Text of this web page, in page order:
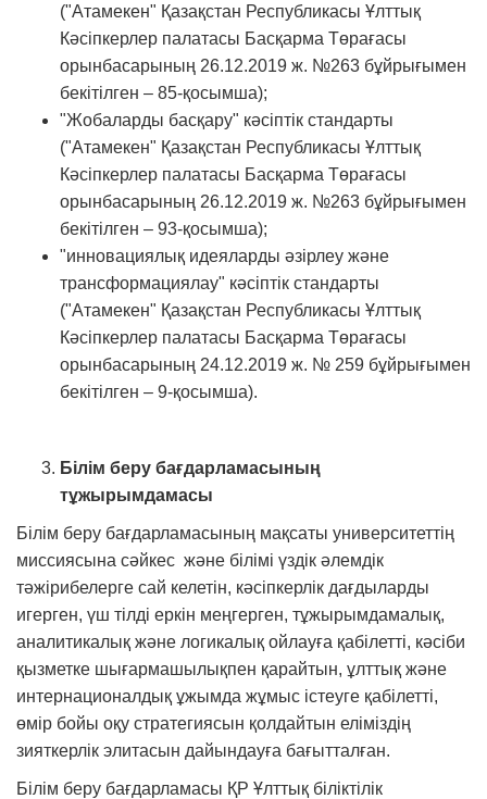
("Атамекен" Қазақстан Республикасы Ұлттық
Кәсіпкерлер палатасы Басқарма Төрағасы
орынбасарының 26.12.2019 ж. №263 бұйрығымен
бекітілген – 85-қосымша);
"Жобаларды басқару" кәсіптік стандарты
("Атамекен" Қазақстан Республикасы Ұлттық
Кәсіпкерлер палатасы Басқарма Төрағасы
орынбасарының 26.12.2019 ж. №263 бұйрығымен
бекітілген – 93-қосымша);
"инновациялық идеяларды әзірлеу және
трансформациялау" кәсіптік стандарты
("Атамекен" Қазақстан Республикасы Ұлттық
Кәсіпкерлер палатасы Басқарма Төрағасы
орынбасарының 24.12.2019 ж. № 259 бұйрығымен
бекітілген – 9-қосымша).
Білім беру бағдарламасының
тұжырымдамасы
Білім беру бағдарламасының мақсаты университеттің
миссиясына сәйкес және білімі үздік әлемдік
тәжірибелерге сай келетін, кәсіпкерлік дағдыларды
игерген, үш тілді еркін меңгерген, тұжырымдамалық,
аналитикалық және логикалық ойлауға қабілетті, кәсіби
қызметке шығармашылықпен қарайтын, ұлттық және
интернационалдық ұжымда жұмыс істеуге қабілетті,
өмір бойы оқу стратегиясын қолдайтын еліміздің
зияткерлік элитасын дайындауға бағытталған.
Білім беру бағдарламасы ҚР Ұлттық біліктілік